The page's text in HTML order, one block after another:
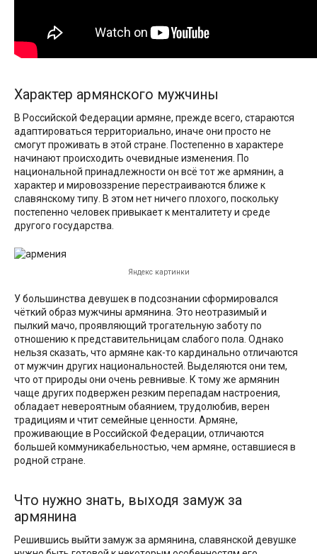
Характер армянского мужчины
В Российской Федерации армяне, прежде всего, стараются
адаптироваться территориально, иначе они просто не
смогут проживать в этой стране. Постепенно в характере
начинают происходить очевидные изменения. По
национальной принадлежности он всё тот же армянин, а
характер и мировоззрение перестраиваются ближе к
славянскому типу. В этом нет ничего плохого, поскольку
постепенно человек привыкает к менталитету и среде
другого государства.
Яндекс картинки
У большинства девушек в подсознании сформировался
чёткий образ мужчины армянина. Это неотразимый и
пылкий мачо, проявляющий трогательную заботу по
отношению к представительницам слабого пола. Однако
нельзя сказать, что армяне как-то кардинально отличаются
от мужчин других национальностей. Выделяются они тем,
что от природы они очень ревнивые. К тому же армянин
чаще других подвержен резким перепадам настроения,
обладает невероятным обаянием, трудолюбив, верен
традициям и чтит семейные ценности. Армяне,
проживающие в Российской Федерации, отличаются
большей коммуникабельностью, чем армяне, оставшиеся в
родной стране.
Что нужно знать, выходя замуж за
армянина
Решившись выйти замуж за армянина, славянской девушке